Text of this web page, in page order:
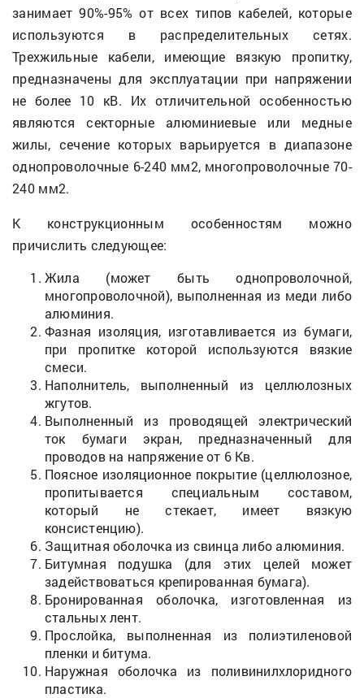
занимает 90%-95% от всех типов кабелей, которые
используются в распределительных сетях.
Трехжильные кабели, имеющие вязкую пропитку,
предназначены для эксплуатации при напряжении
не более 10 кВ. Их отличительной особенностью
являются секторные алюминиевые или медные
жилы, сечение которых варьируется в диапазоне
однопроволочные 6-240 мм2, многопроволочные 70-
240 мм2.
К конструкционным особенностям можно
причислить следующее:
Жила (может быть однопроволочной,
многопроволочной), выполненная из меди либо
алюминия.
Фазная изоляция, изготавливается из бумаги,
при пропитке которой используются вязкие
смеси.
Наполнитель, выполненный из целлюлозных
жгутов.
Выполненный из проводящей электрический
ток бумаги экран, предназначенный для
проводов на напряжение от 6 Кв.
Поясное изоляционное покрытие (целлюлозное,
пропитывается специальным составом,
который не стекает, имеет вязкую
консистенцию).
Защитная оболочка из свинца либо алюминия.
Битумная подушка (для этих целей может
задействоваться крепированная бумага).
Бронированная оболочка, изготовленная из
стальных лент.
Прослойка, выполненная из полиэтиленовой
пленки и битума.
Наружная оболочка из поливинилхлоридного
пластика.